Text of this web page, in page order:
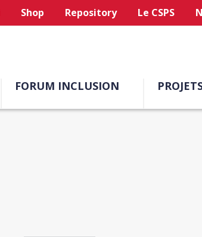
Shop Repository Le CSPS
FORUM INCLUSION